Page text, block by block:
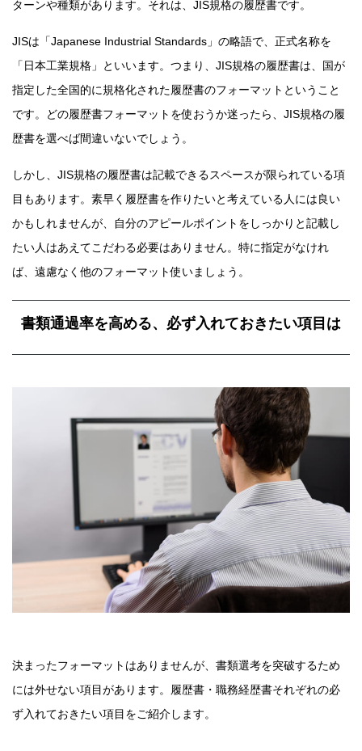
ターンや種類があります。それは、JIS規格の履歴書です。
JISは「Japanese Industrial Standards」の略語で、正式名称を
「日本工業規格」といいます。つまり、JIS規格の履歴書は、国が
指定した全国的に規格化された履歴書のフォーマットということ
です。どの履歴書フォーマットを使おうか迷ったら、JIS規格の履
歴書を選べば間違いないでしょう。
しかし、JIS規格の履歴書は記載できるスペースが限られている項
目もあります。素早く履歴書を作りたいと考えている人には良い
かもしれませんが、自分のアピールポイントをしっかりと記載し
たい人はあえてこだわる必要はありません。特に指定がなけれ
ば、遠慮なく他のフォーマット使いましょう。
書類通過率を高める、必ず入れておきたい項目は
決まったフォーマットはありませんが、書類選考を突破するため
には外せない項目があります。履歴書・職務経歴書それぞれの必
ず入れておきたい項目をご紹介します。